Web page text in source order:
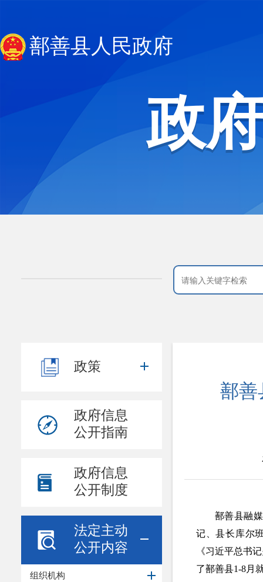
鄯善县人民政府
政
政策
政府信息
公开指南
政府信息
公开制度
法定主动
公开内容
组织机构
鄯善
鄯善县融
记、县长库尔
《习近平总书
了鄯善县1-8月